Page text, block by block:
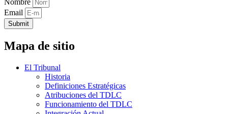
Nombre
Email
Submit
Mapa de sitio
El Tribunal
Historia
Definiciones Estratégicas
Atribuciones del TDLC
Funcionamiento del TDLC